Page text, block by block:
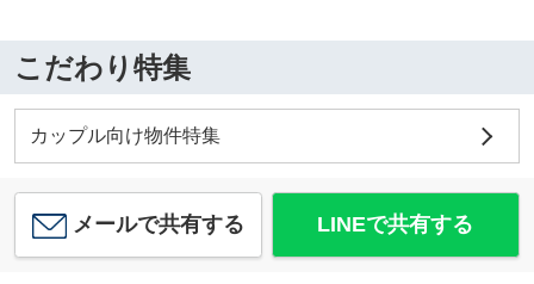
こだわり特集
カップル向け物件特集
メールで共有する LINEで共有する